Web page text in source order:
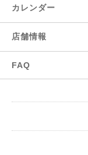
カレンダー
店舗情報
FAQ